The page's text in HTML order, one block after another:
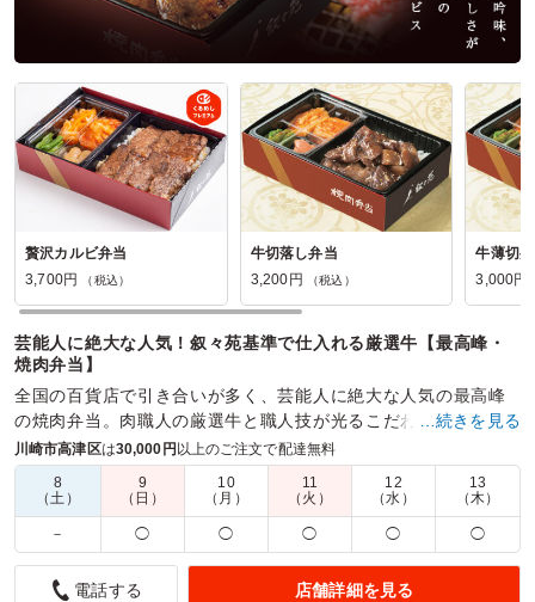
贅沢カルビ弁当
3,700円
（税込）
牛切落し弁当
3,200円
（税込）
牛薄切
3,000円
芸能人に絶大な人気！叙々苑基準で仕入れる厳選牛【最高峰・
焼肉弁当】
全国の百貨店で引き合いが多く、芸能人に絶大な人気の最高峰
の焼肉弁当。肉職人の厳選牛と職人技が光るこだわりの秘伝ダ
レや自家製キムチ。冷めても美味しいを追求した逸品。
商品数： 締切日時： 2日前17:00 価格帯：
356円～4,800円
配達時間：
9:30～18:00
味も美味しく、さすがの叙々苑弁当でした
…続きを見る
川崎市高津区は30,000円以上のご注文で配達無料
8
（土）
9
（日）
10
（月）
11
（火）
12
（水）
13
（木）
－ ◯ ◯ ◯ ◯ ◯
電話する 店舗詳細を見る